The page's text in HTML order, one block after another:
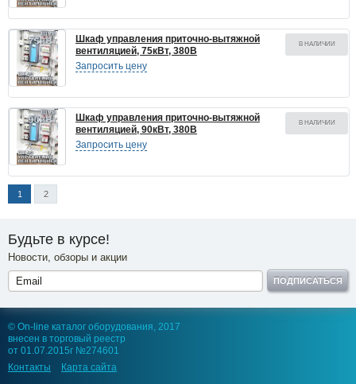
Шкаф управления приточно-вытяжной
вентиляцией, 75кВт, 380В
Запросить цену
В НАЛИЧИИ
Шкаф управления приточно-вытяжной
вентиляцией, 90кВт, 380В
Запросить цену
В НАЛИЧИИ
1 2
Будьте в курсе!
Новости, обзоры и акции
ПОДПИСАТЬСЯ
© On-line каталог оборудования, 2017
внесен в торговый реестр
от 01.07.2015г №274601
Контакты
Карта сайта